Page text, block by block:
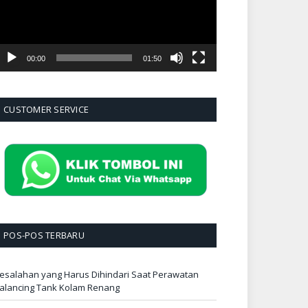
00:00 01:50
CUSTOMER SERVICE
POS-POS TERBARU
yang Harus Dihindari Saat Perawatan
Tank Kolam Renang